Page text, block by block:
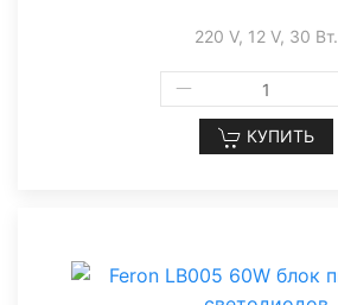
220 V, 12 V, 30 Вт.
КУПИТЬ